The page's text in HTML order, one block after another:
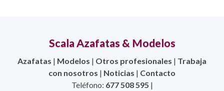
Scala Azafatas & Modelos
Azafatas | Modelos | Otros profesionales | Trabaja
con nosotros | Noticias | Contacto
Teléfono: 677 508 595 |